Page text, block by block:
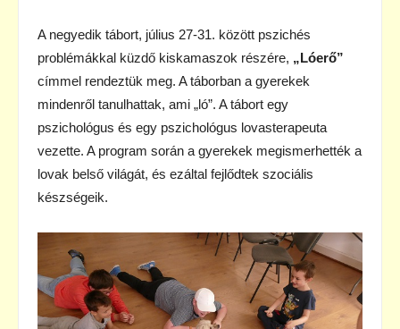
A negyedik tábort, július 27-31. között pszichés
problémákkal küzdő kiskamaszok részére, „Lóerő”
címmel rendeztük meg. A táborban a gyerekek
mindenről tanulhattak, ami „ló”. A tábort egy
pszichológus és egy pszichológus lovasterapeuta
vezette. A program során a gyerekek megismerhették a
lovak belső világát, és ezáltal fejlődtek szociális
készségeik.